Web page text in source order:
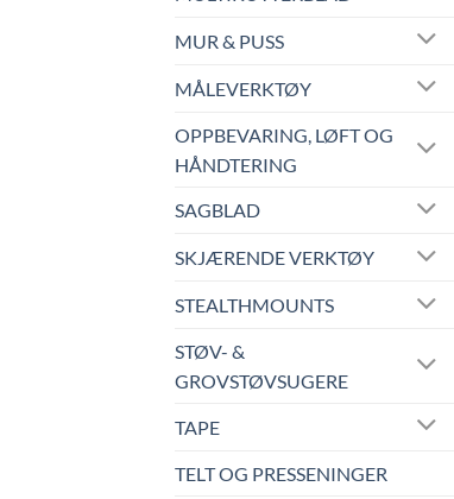
MUR & PUSS
MÅLEVERKTØY
OPPBEVARING, LØFT OG
HÅNDTERING
SAGBLAD
SKJÆRENDE VERKTØY
STEALTHMOUNTS
STØV- &
GROVSTØVSUGERE
TAPE
TELT OG PRESSENINGER